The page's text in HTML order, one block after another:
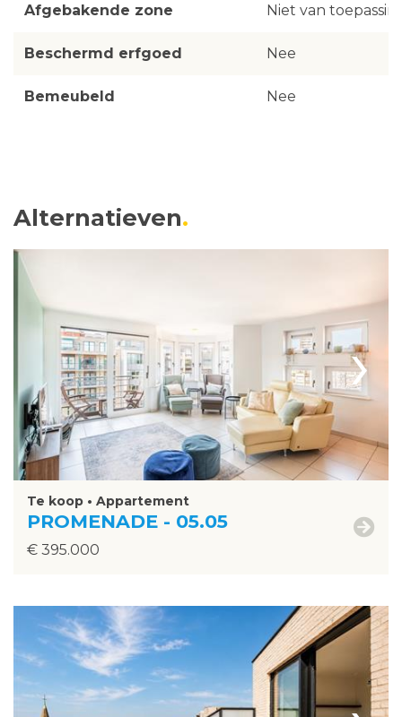
Afgebakende zone Niet van
Beschermd erfgoed Nee
Bemeubeld Nee
Alternatieven
›
Te koop • Appartement
PROMENADE - 05.05
€ 395.000